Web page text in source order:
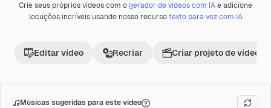
Premium
Crie seus próprios vídeos com ogerador de vídeos com IAe adicione
locuções incríveis usando nosso recursotexto para voz com IA
Editar vídeo Recriar Criar projeto de vídeo
Músicas sugeridas para este vídeo